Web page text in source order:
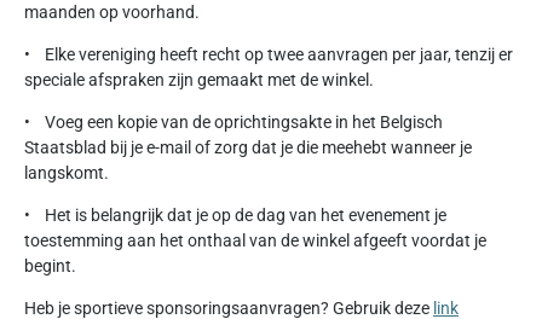
maanden op voorhand.
• Elke vereniging heeft recht op twee aanvragen per jaar, tenzij er
speciale afspraken zijn gemaakt met de winkel.
• Voeg een kopie van de oprichtingsakte in het Belgisch
Staatsblad bij je e-mail of zorg dat je die meehebt wanneer je
langskomt.
• Het is belangrijk dat je op de dag van het evenement je
toestemming aan het onthaal van de winkel afgeeft voordat je
begint.
Heb je sportieve sponsoringsaanvragen? Gebruik deze link